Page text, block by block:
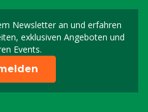
Newsletter an und erfahren
exklusiven Angeboten und
Events.
Melden Sie sich für